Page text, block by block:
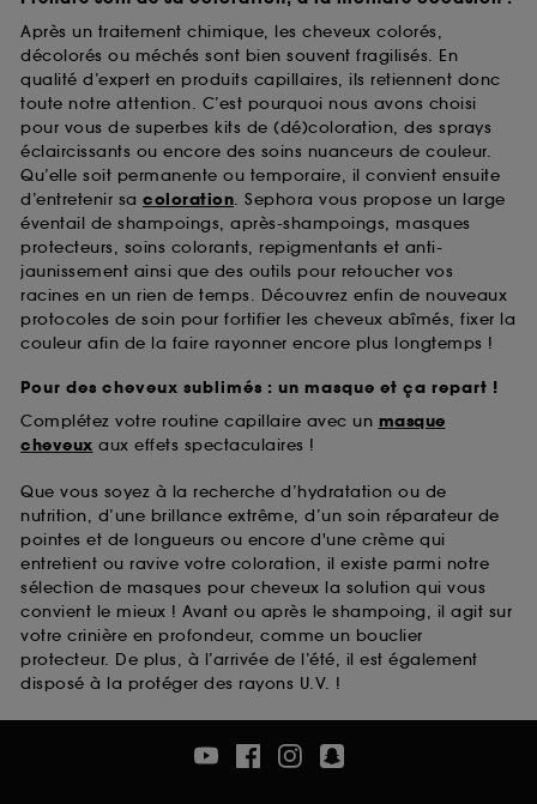
Après un traitement chimique, les cheveux colorés,
décolorés ou méchés sont bien souvent fragilisés. En
qualité d’expert en produits capillaires, ils retiennent donc
toute notre attention. C’est pourquoi nous avons choisi
pour vous de superbes kits de (dé)coloration, des sprays
éclaircissants ou encore des soins nuanceurs de couleur.
Qu’elle soit permanente ou temporaire, il convient ensuite
d’entretenir sa coloration. Sephora vous propose un large
éventail de shampoings, après-shampoings, masques
protecteurs, soins colorants, repigmentants et anti-
jaunissement ainsi que des outils pour retoucher vos
racines en un rien de temps. Découvrez enfin de nouveaux
protocoles de soin pour fortifier les cheveux abîmés, fixer la
couleur afin de la faire rayonner encore plus longtemps !
Pour des cheveux sublimés : un masque et ça repart !
Complétez votre routine capillaire avec un masque
cheveux aux effets spectaculaires !
Que vous soyez à la recherche d’hydratation ou de
nutrition, d’une brillance extrême, d’un soin réparateur de
pointes et de longueurs ou encore d'une crème qui
entretient ou ravive votre coloration, il existe parmi notre
sélection de masques pour cheveux la solution qui vous
convient le mieux ! Avant ou après le shampoing, il agit sur
votre crinière en profondeur, comme un bouclier
protecteur. De plus, à l’arrivée de l’été, il est également
disposé à la protéger des rayons U.V. !